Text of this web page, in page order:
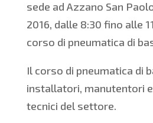
sede ad Azzano San
2016, dalle 8:30 fino alle
corso di pneumatica di
Il corso di pneumatica di
installatori, manutentori
tecnici del settore.